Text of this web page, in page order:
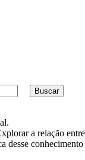
Buscar
a relação
desse